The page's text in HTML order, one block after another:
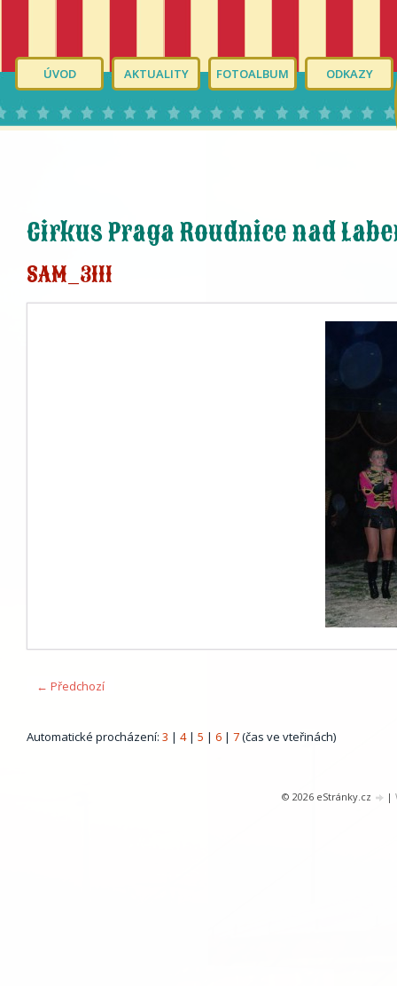
ÚVOD AKTUALITY FOTOALBUM ODKAZY
Cirkus Praga Roudnice nad
SAM_3111
← Předchozí
Automatické procházení: 3 | 4| 5 | 6 | 7(čas ve vteřinách)
© 2026 eStránky.cz |